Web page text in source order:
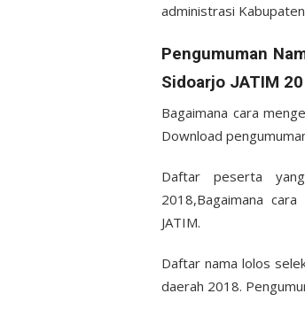
administrasi
Pengumuman
Sidoarjo JATIM
Bagaimana cara
Download
Daftar peserta
2018,Bagaimana
JATIM.
Daftar nama lolos
daerah 2018.